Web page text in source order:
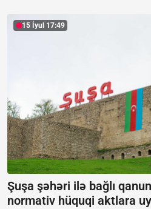
15 İyul 17:49
Şuşa şəhəri ilə bağlı
normativ hüquqi aktlara